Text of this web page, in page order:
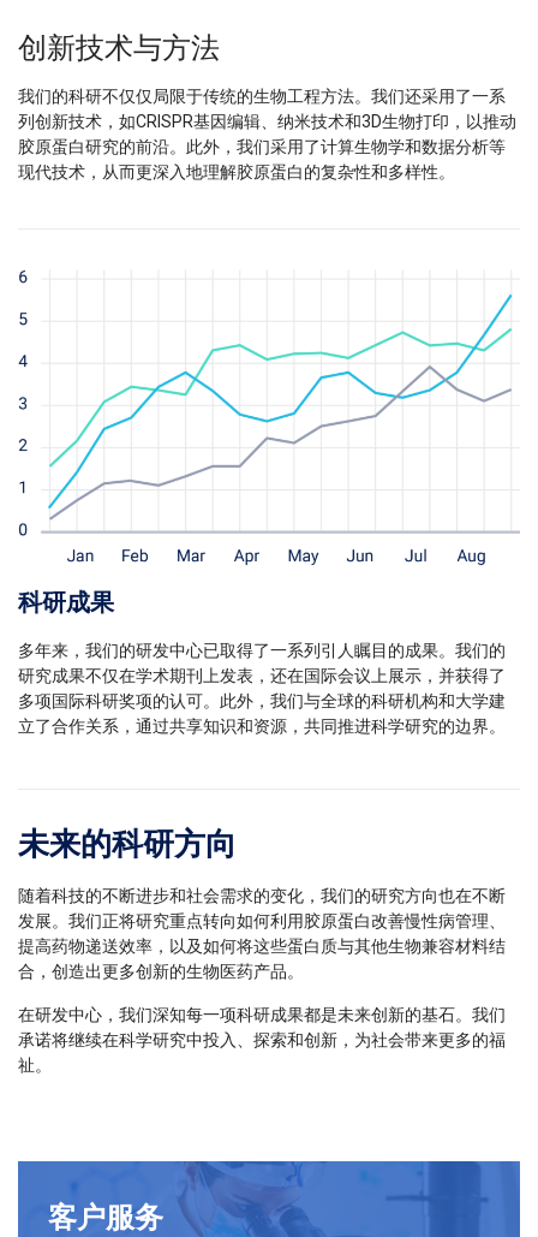
客户服务
创新技术与方法
我们的科研不仅仅局限于传统的生物工程方法。我们还采用了一系
列创新技术，如CRISPR基因编辑、纳米技术和3D生物打印，以推动
胶原蛋白研究的前沿。此外，我们采用了计算生物学和数据分析等
现代技术，从而更深入地理解胶原蛋白的复杂性和多样性。
科研成果
多年来，我们的研发中心已取得了一系列引人瞩目的成果。我们的
研究成果不仅在学术期刊上发表，还在国际会议上展示，并获得了
多项国际科研奖项的认可。此外，我们与全球的科研机构和大学建
立了合作关系，通过共享知识和资源，共同推进科学研究的边界。
未来的科研方向
随着科技的不断进步和社会需求的变化，我们的研究方向也在不断
发展。我们正将研究重点转向如何利用胶原蛋白改善慢性病管理、
提高药物递送效率，以及如何将这些蛋白质与其他生物兼容材料结
合，创造出更多创新的生物医药产品。
在研发中心，我们深知每一项科研成果都是未来创新的基石。我们
承诺将继续在科学研究中投入、探索和创新，为社会带来更多的福
祉。